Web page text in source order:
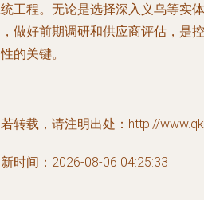
工程。无论是选择深入义乌等实
做好前期调研和供应商评估，是
的关键。
转载，请注明出处：http://
时间：2026-08-06 04:25:33